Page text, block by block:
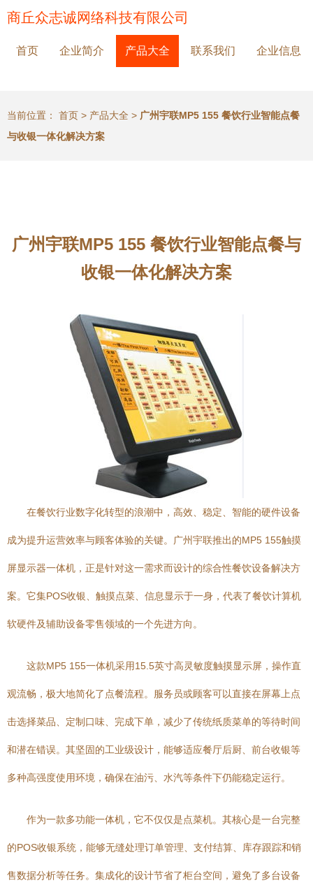
商丘众志诚网络科技有限公司
首页 企业简介 产品大全 联系我们 企业信息
当前位置： 首页 > 产品大全 > 广州宇联MP5 155 餐饮行业智能点餐
与收银一体化解决方案
广州宇联MP5 155 餐饮行业智能点餐与
收银一体化解决方案
在餐饮行业数字化转型的浪潮中，高效、稳定、智能的硬件设备
成为提升运营效率与顾客体验的关键。广州宇联推出的MP5 155触摸
屏显示器一体机，正是针对这一需求而设计的综合性餐饮设备解决方
案。它集POS收银、触摸点菜、信息显示于一身，代表了餐饮计算机
软硬件及辅助设备零售领域的一个先进方向。
这款MP5 155一体机采用15.5英寸高灵敏度触摸显示屏，操作直
观流畅，极大地简化了点餐流程。服务员或顾客可以直接在屏幕上点
击选择菜品、定制口味、完成下单，减少了传统纸质菜单的等待时间
和潜在错误。其坚固的工业级设计，能够适应餐厅后厨、前台收银等
多种高强度使用环境，确保在油污、水汽等条件下仍能稳定运行。
作为一款多功能一体机，它不仅仅是点菜机。其核心是一台完整
的POS收银系统，能够无缝处理订单管理、支付结算、库存跟踪和销
售数据分析等任务。集成化的设计节省了柜台空间，避免了多台设备